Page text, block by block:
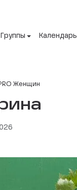
Группы Календарь
Женщин